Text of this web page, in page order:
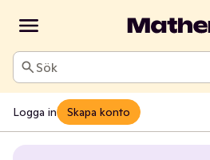
Sök
Logga in Skapa konto